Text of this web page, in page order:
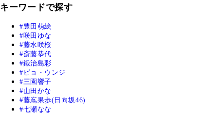
キーワードで探す
豊田萌絵
咲田ゆな
藤水咲桜
斎藤恭代
鍛治島彩
ピョ・ウンジ
三園響子
山田かな
藤嶌果歩(日向坂46)
七瀬なな